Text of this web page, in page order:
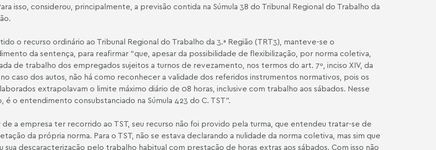
isso, considerou, principalmente, a previsão contida na Súmula 38 do Tribunal Regional do Trabalho da
o recurso ordinário ao Tribunal Regional do Trabalho da 3.ª Região (TRT3), manteve-se o
da sentença, para reafirmar “que, apesar da possibilidade de flexibilização, por norma coletiva,
de trabalho dos empregados sujeitos a turnos de revezamento, nos termos do art. 7º, inciso XIV, da
caso dos autos, não há como reconhecer a validade dos referidos instrumentos normativos, pois os
extrapolavam o limite máximo diário de 08 horas, inclusive com trabalho aos sábados. Nesse
é o entendimento consubstanciado na Súmula 423 do C. TST”.
de a empresa ter recorrido ao TST, seu recurso não foi provido pela turma, que entendeu tratar-se de
da própria norma. Para o TST, não se estava declarando a nulidade da norma coletiva, mas sim que
sua descaracterização pelo trabalho habitual com prestação de horas extras aos sábados. Com isso não